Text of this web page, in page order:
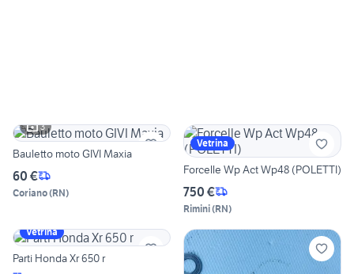
3
Bauletto moto GIVI Maxia
60 €
Coriano(RN)
Vetrina
Forcelle Wp Act Wp48 (POLETTI)
750 €
Rimini(RN)
Vetrina
Parti Honda Xr 650 r